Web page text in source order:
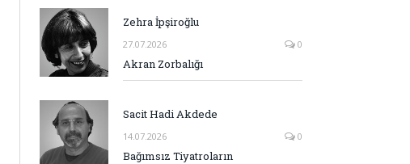
Zehra İpşiroğlu
27.07.2026 0
Akran Zorbalığı
Sacit Hadi Akdede
14.07.2026 0
Bağımsız Tiyatroların